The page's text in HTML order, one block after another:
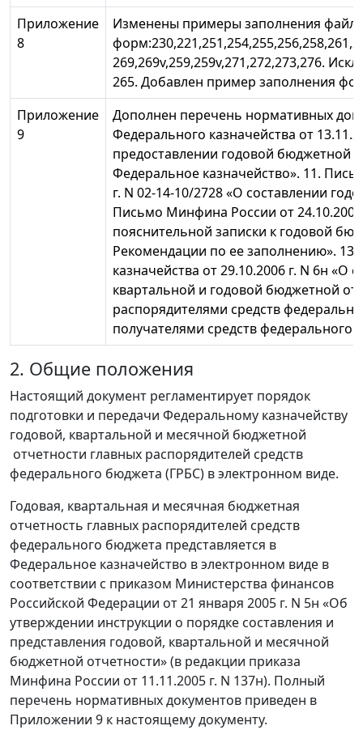
Приложение
8
Изменены примеры заполнения
269,269v,259,259v,271,272,273,276.
265. Добавлен пример заполнения
Приложение
9
Дополнен перечень нормативных
Федерального казначейства от
предоставлении годовой бюджетной
Федеральное казначейство». 11.
г. N 02-14-10/2728 «О составлении
Письмо Минфина России от
пояснительной записки к годовой
Рекомендации по ее заполнению».
казначейства от 29.10.2006 г. N 6н «О
квартальной и годовой бюджетной
распорядителями средств
получателями средств федерального
2. Общие положения
Настоящий документ регламентирует порядок
подготовки и передачи Федеральному казначейству
годовой, квартальной и месячной бюджетной
отчетности главных распорядителей средств
федерального бюджета (ГРБС) в электронном виде.
Годовая, квартальная и месячная бюджетная
отчетность главных распорядителей средств
федерального бюджета представляется в
Федеральное казначейство в электронном виде в
соответствии с приказом Министерства финансов
Российской Федерации от 21 января 2005 г. N 5н «Об
утверждении инструкции о порядке составления и
представления годовой, квартальной и месячной
бюджетной отчетности» (в редакции приказа
Минфина России от 11.11.2005 г. N 137н). Полный
перечень нормативных документов приведен в
Приложении 9 к настоящему документу.